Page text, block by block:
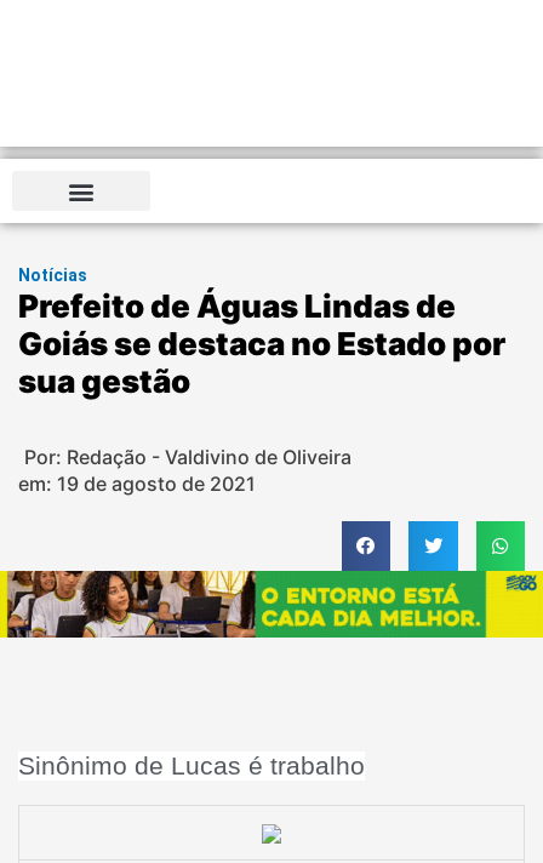
Notícias
Prefeito de Águas Lindas de
Goiás se destaca no Estado por
sua gestão
Por: Redação - Valdivino de Oliveira
em: 19 de agosto de 2021
Sinônimo de Lucas é trabalho